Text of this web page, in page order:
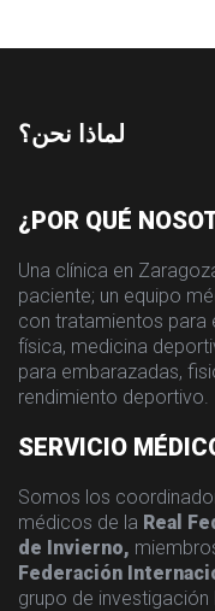
لماذا نحن؟
¿POR QUÉ
Una clínica en
paciente; un equipo
con tratamientos para
física, medicina
para embarazadas,
rendimiento deportivo.
SERVICIO
Somos los
médicos de la Real
de Invierno,
Federación
grupo de investigación